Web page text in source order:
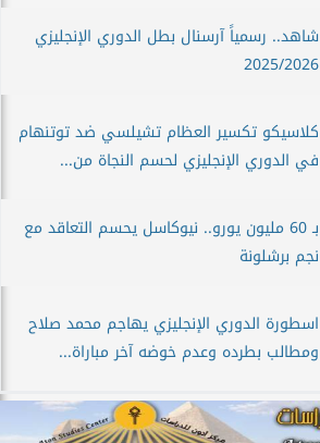
شاهد.. رسمياً آرسنال بطل الدوري الإنجليزي
2025/2026
كلاسيكو تكسير العظام تشيلسي ضد توتنهام
في الدوري الإنجليزي لحسم النجاة من...
بـ 60 مليون يورو.. نيوكاسل يحسم التعاقد مع
نجم برشلونة
اسطورة الدوري الإنجليزي يهاجم محمد صلاح
ومطالب بطرده وعدم خوضه آخر مباراة...